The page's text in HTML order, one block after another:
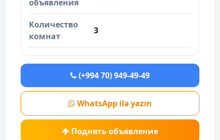
объявления
Количество
комнат
3
(+994 70) 949-49-49
WhatsApp ilə yazın
Поднять объявление